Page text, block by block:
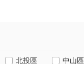
北投區 中山區